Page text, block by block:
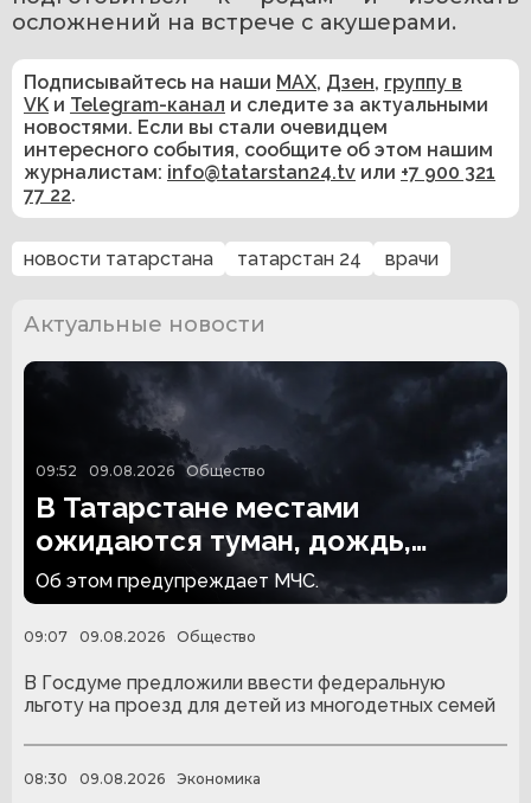
осложнений на встрече с акушерами.
Подписывайтесь на наши MAX, Дзен, группу в
VK и Telegram-канал и следите за актуальными
новостями. Если вы стали очевидцем
интересного события, сообщите об этом нашим
журналистам: info@tatarstan24.tv или +7 900 321
77 22.
новости татарстана татарстан 24 врачи
Актуальные новости
09:52 09.08.2026 Общество
В Татарстане местами
ожидаются туман, дождь,
гроза и сильный ветер
Об этом предупреждает МЧС.
09:07 09.08.2026 Общество
В Госдуме предложили ввести федеральную
льготу на проезд для детей из многодетных семей
08:30 09.08.2026 Экономика